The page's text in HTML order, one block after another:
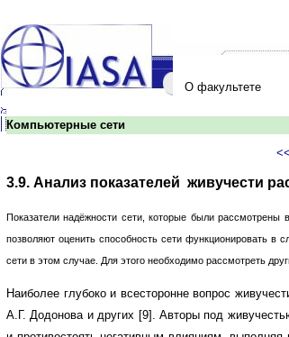
Компьютерные сети
3.9. Анализ показателей живучести
Показатели надёжности сети, которые были рассмотрены
позволяют оценить способность сети функционировать в
сети в этом случае. Для этого необходимо рассмотреть
Наиболее глубоко и всесторонне вопрос
А.Г. Додонова и других [9]. Авторы под
О факультете